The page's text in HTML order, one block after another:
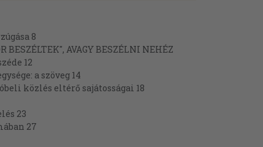
8
BESZÉLTEK", AVAGY BESZÉLNI NEHÉZ
12
a szöveg 14
közlés eltérő sajátosságai 18
23
27